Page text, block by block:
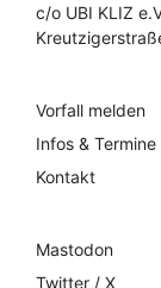
c/o UBI KLIZ
Vorfall melden
Infos & Termine
Kontakt
Mastodon
Twitter / X